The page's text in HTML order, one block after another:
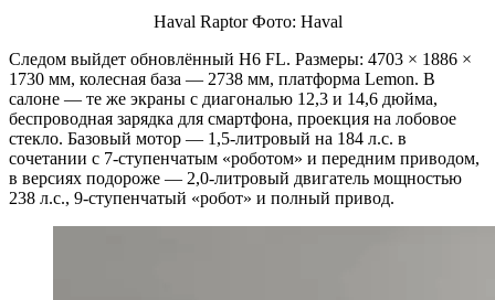
Haval Raptor Фото: Haval
Следом выйдет обновлённый H6 FL. Размеры: 4703 × 1886 ×
1730 мм, колесная база — 2738 мм, платформа Lemon. В
салоне — те же экраны с диагональю 12,3 и 14,6 дюйма,
беспроводная зарядка для смартфона, проекция на лобовое
стекло. Базовый мотор — 1,5-литровый на 184 л.с. в
сочетании с 7-ступенчатым «роботом» и передним приводом,
в версиях подороже — 2,0-литровый двигатель мощностью
238 л.с., 9-ступенчатый «робот» и полный привод.